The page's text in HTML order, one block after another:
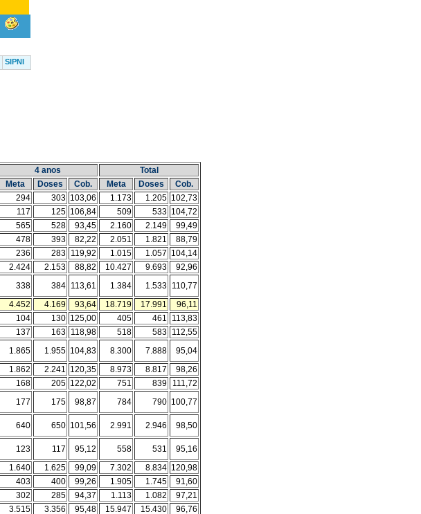
4 anos
Total
Meta Doses Cob. Meta Doses
Cob.
294 303 103,06 1.173 1.205 102,73
117 125 106,84 509 533 104,72
565 528 93,45 2.160 2.149
99,49
478 393 82,22 2.051 1.821
88,79
236 283 119,92 1.015 1.057 104,14
2.424 2.153 88,82 10.427 9.693
92,96
338 384 113,61 1.384 1.533 110,77
4.452 4.169 93,64 18.719 17.991
96,11
104 130 125,00 405 461
113,83
137 163 118,98 518 583 112,55
1.865 1.955 104,83 8.300 7.888
95,04
1.862 2.241 120,35 8.973 8.817
98,26
168 205 122,02 751 839
111,72
177 175 98,87 784 790 100,77
640 650 101,56 2.991 2.946 98,50
123 117 95,12 558 531
95,16
1.640 1.625 99,09 7.302 8.834 120,98
403 400 99,26 1.905 1.745
91,60
302 285 94,37 1.113 1.082
97,21
3.515 3.356 95,48 15.947 15.430
96,76
SIPNI